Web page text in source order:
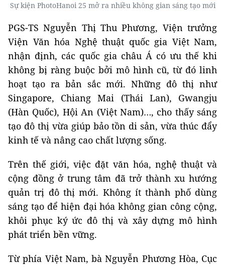
Sự kiện PhotoHanoi 25 mở ra nhiều không gian sáng tạo mới
PGS-TS Nguyễn Thị Thu Phương, Viện trưởng
Viện Văn hóa Nghệ thuật quốc gia Việt Nam,
nhận định, các quốc gia châu Á có ưu thế khi
không bị ràng buộc bởi mô hình cũ, từ đó linh
hoạt tạo ra bản sắc mới. Những đô thị như
Singapore, Chiang Mai (Thái Lan), Gwangju
(Hàn Quốc), Hội An (Việt Nam)…, cho thấy sáng
tạo đô thị vừa giúp bảo tồn di sản, vừa thúc đẩy
kinh tế và nâng cao chất lượng sống.
Trên thế giới, việc đặt văn hóa, nghệ thuật và
cộng đồng ở trung tâm đã trở thành xu hướng
quản trị đô thị mới. Không ít thành phố dùng
sáng tạo để hiện đại hóa không gian công cộng,
khôi phục ký ức đô thị và xây dựng mô hình
phát triển bền vững.
Từ phía Việt Nam, bà Nguyễn Phương Hòa, Cục